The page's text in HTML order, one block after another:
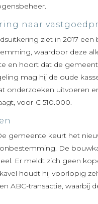
naar
ziet in 2017
waardoor deze
en hoort dat de
mag hij de oude
onderzoeken uitvoeren
voor € 510.000.
gemeente keurt het
De
Er meldt zich geen
houdt hij voorlopig
ABC-transactie,